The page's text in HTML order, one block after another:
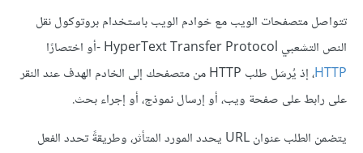
تتواصل متصفحات الويب مع خوادم الويب باستخدام بروتوكول نقل
النص التشعبي HyperText Transfer Protocol -أو اختصارًا
HTTP
، إذ يُرسَل طلب HTTP من متصفحك إلى الخادم الهدف عند النقر
على رابط على صفحة ويب، أو إرسال نموذج، أو إجراء بحث.
يتضمن الطلب عنوان URL يحدد المورد المتأثر، وطريقةً تحدد الفعل